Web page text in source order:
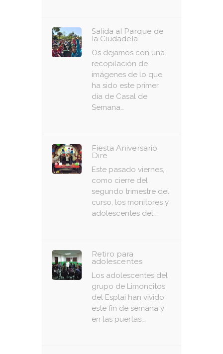
Salida al Parque de
la Ciudadela
Os dejamos con una
recopilación de
imágenes de lo que
ha sido este primer
día de Casal de
Semana…
Fiesta Aniversario
Dire
Este pasado viernes,
como cierre del
segundo trimestre del
curso, los monitores y
adolescentes del…
Retiro para
adolescentes
Los adolescentes del
grupo de Limoncitos
del Esplai han vivido
este fin de semana y
en las puertas…